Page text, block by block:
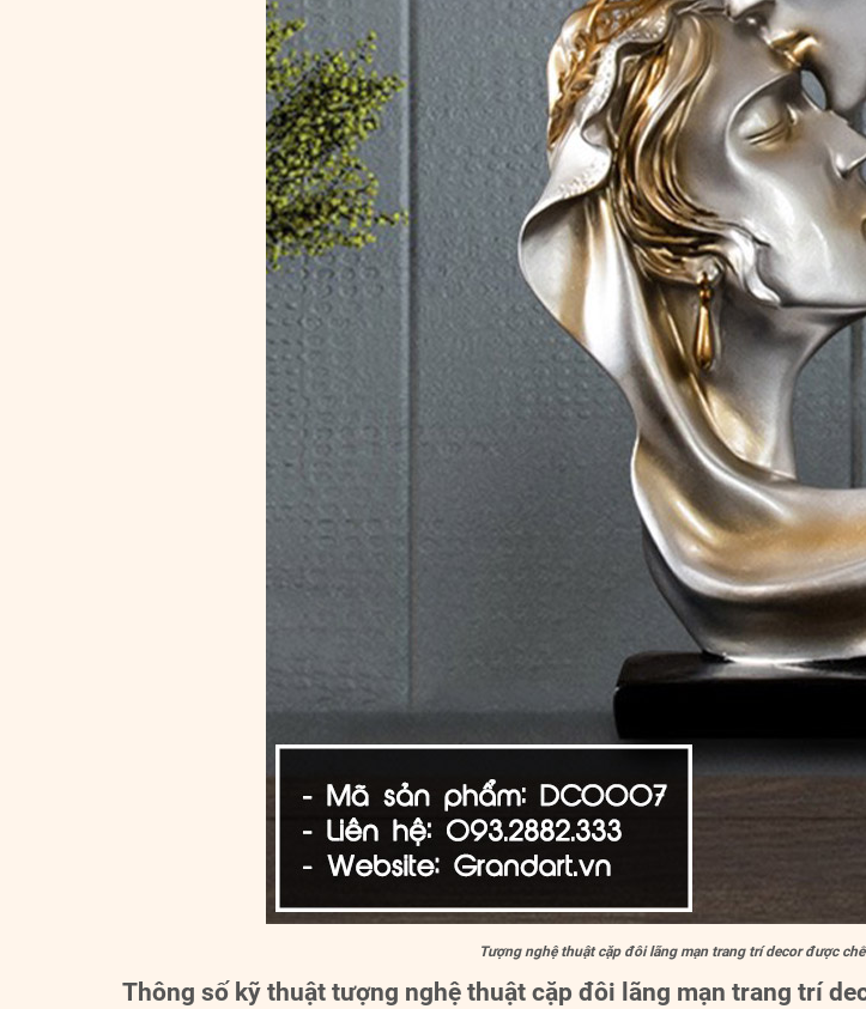
Tượng nghệ thuật cặp đôi lãng mạn trang trí decor được
Thông số kỹ thuật tượng nghệ thuật cặp đôi lãng mạn trang trí